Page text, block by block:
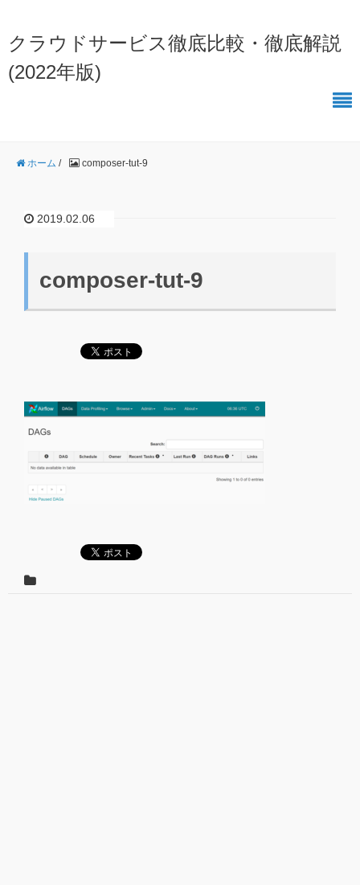
クラウドサービス徹底比較・徹底解説
(2022年版)
ホーム / composer-tut-9
2019.02.06
composer-tut-9